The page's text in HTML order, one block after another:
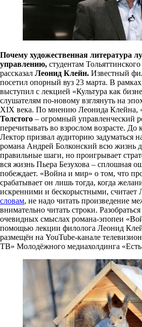
Почему художественная литература
управлению, студентам
рассказал Леонид Клейн. Известный
посетил опорный вуз 23 марта. В
выступил с лекцией «Культура как
слушателям по-новому взглянуть на
XIX века. По мнению Леонида Клейна,
Толстого – огромный управленческий
перечитывать во взрослом возрасте. До
Лектор призвал аудиторию задуматься
романа Андрей Болконский всю жизнь
правильные шаги, но проигрывает
вся жизнь Пьера Безухова – сплошная
побеждает. «Война и мир» о том, что
срабатывает он лишь тогда, когда
искренними и бескорыстными, считает
словам, не надо читать произведение
внимательно читать строки.
очевидных смыслах романа-эпопеи
помощью лекции филолога Леонид
размещён на YouTube-канале
ТВ» Молодёжного медиахолдинга